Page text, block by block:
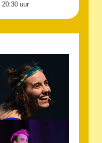
20:30 uur